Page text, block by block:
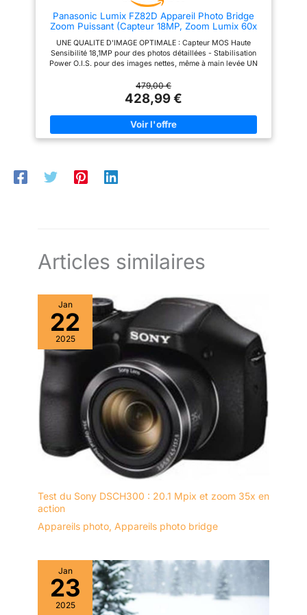
Panasonic Lumix FZ82D Appareil Photo Bridge
Zoom Puissant (Capteur 18MP, Zoom Lumix 60x
Tactile, Vidéo 4K, Stabilisation) Noir
UNE QUALITE D'IMAGE OPTIMALE : Capteur MOS Haute
Sensibilité 18,1MP pour des photos détaillées - Stabilisation
Power O.I.S. pour des images nettes, même à main levée UN
60x avec grand angle 20mm (20-1200mm) pour aller au plus
près du sujet - Ouverture F2.8 - 5.9 pour des photos
lumineuses DES FONCTIONS EXPERTES : Vidéo 4K 30p/Vidéo
Full HD 60p - Photo 4K pour réaliser une rafale de 30 i/s et
capturer l'instant parfait - Fonction Post Focus afin de vous
concentrer sur la prise de vue et faire la mise au point plus tard
0.74x) pour un cadrage confortable et précis - Écran LCD 3.0“
1840K pts tactile - Autonomie 300 photos environ - Flash
479,00 €
428,99 €
Articles similaires
Jan
22
2025
Test du Sony DSCH300 : 20.1 Mpix et zoom 35x en
action
Appareils photo, Appareils photo bridge
Jan
23
2025